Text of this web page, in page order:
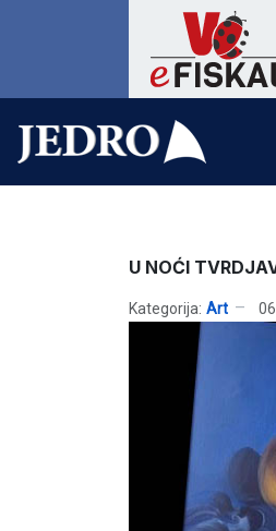
U NOĆI
Kategorija: Art